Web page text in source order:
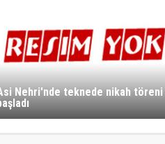
Nehri'nde teknede nikah töreni